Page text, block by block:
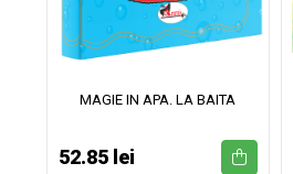
MAGIE IN APA. LA BAITA
52.85 lei